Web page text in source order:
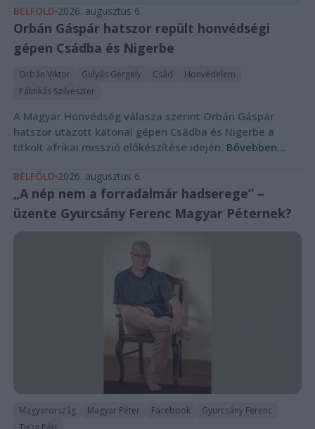
BELFÖLD 2026. augusztus 6.
Orbán Gáspár hatszor repült honvédségi
gépen Csádba és Nigerbe
Orbán Viktor Gulyás Gergely Csád
Honvédelem
Pálinkás Szilveszter
A Magyar Honvédség válasza szerint Orbán Gáspár
hatszor utazott katonai gépen Csádba és Nigerbe a
titkolt afrikai misszió előkészítése idején. Bővebben...
BELFÖLD 2026. augusztus 6.
„A nép nem a forradalmár hadserege” –
üzente Gyurcsány Ferenc Magyar Péternek?
Magyarország Magyar Péter Facebook
Gyurcsány Ferenc